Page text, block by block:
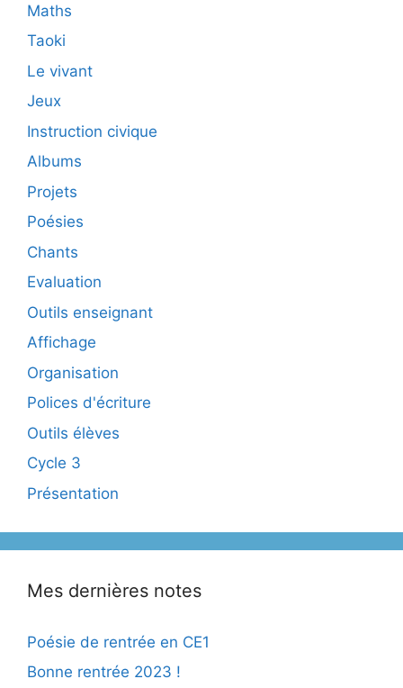
Maths
Taoki
Le vivant
Jeux
Instruction civique
Albums
Projets
Poésies
Chants
Evaluation
Outils enseignant
Affichage
Organisation
Polices d'écriture
Outils élèves
Cycle 3
Présentation
Mes dernières notes
Poésie de rentrée en CE1
Bonne rentrée 2023 !